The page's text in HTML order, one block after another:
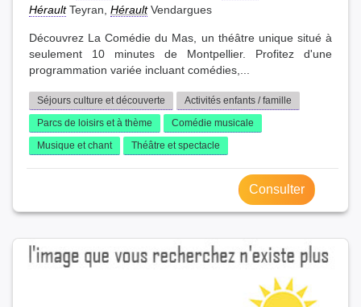
HéraultTeyran, HéraultVendargues
Découvrez La Comédie du Mas, un théâtre unique situé à
seulement 10 minutes de Montpellier. Profitez d'une
programmation variée incluant comédies,...
Séjours culture et découverte
Activités enfants / famille
Parcs de loisirs et à thème
Comédie musicale
Musique et chant
Théâtre et spectacle
Consulter